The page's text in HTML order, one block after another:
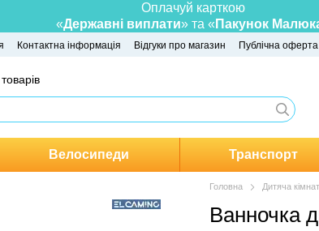
Оплачуй карткою
«Державні виплати» та « Пакунок
Контактна інформація Відгуки про магазин Публічна оферта
Велосипеди Транспорт
Головна Дитяча
Ванночка